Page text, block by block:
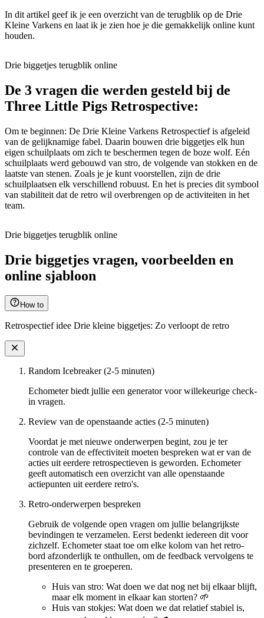
In dit artikel geef ik je een overzicht van de terugblik op de Drie
Kleine Varkens en laat ik je zien hoe je die gemakkelijk online kunt
houden.
Drie biggetjes terugblik online
De 3 vragen die werden gesteld bij de
Three Little Pigs Retrospective:
Om te beginnen: De Drie Kleine Varkens Retrospectief is afgeleid
van de gelijknamige fabel. Daarin bouwen drie biggetjes elk hun
eigen schuilplaats om zich te beschermen tegen de boze wolf. Eén
schuilplaats werd gebouwd van stro, de volgende van stokken en de
laatste van stenen. Zoals je je kunt voorstellen, zijn de drie
schuilplaatsen elk verschillend robuust. En het is precies dit symbool
van stabiliteit dat de retro wil overbrengen op de activiteiten in het
team.
Drie biggetjes terugblik online
Drie biggetjes vragen, voorbeelden en
online sjabloon
How to
Retrospectief idee Drie kleine biggetjes: Zo verloopt de retro
Random Icebreaker (2-5 minuten)
Echometer biedt jullie een generator voor willekeurige check-
in vragen.
Review van de openstaande acties (2-5 minuten)
Voordat je met nieuwe onderwerpen begint, zou je ter
controle van de effectiviteit moeten bespreken wat er van de
acties uit eerdere retrospectieven is geworden. Echometer
geeft automatisch een overzicht van alle openstaande
actiepunten uit eerdere retro's.
Retro-onderwerpen bespreken
Gebruik de volgende open vragen om jullie belangrijkste
bevindingen te verzamelen. Eerst bedenkt iedereen dit voor
zichzelf. Echometer staat toe om elke kolom van het retro-
bord afzonderlijk te onthullen, om de feedback vervolgens te
presenteren en te groeperen.
Huis van stro: Wat doen we dat nog net bij elkaar blijft,
maar elk moment in elkaar kan storten? 🌱
Huis van stokjes: Wat doen we dat relatief stabiel is,